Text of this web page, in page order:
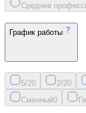
Среднее
График работы
5/20 2/20
Сменный0